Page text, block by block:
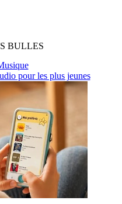
BULLES
pour les plus jeunes